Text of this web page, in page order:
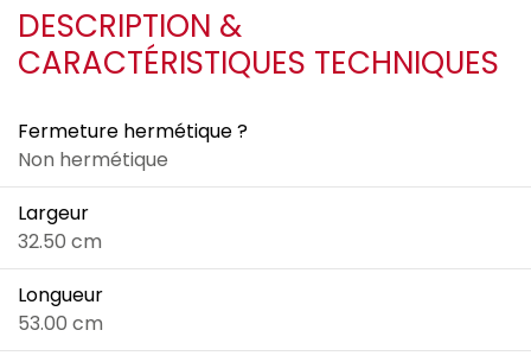
DESCRIPTION &
CARACTÉRISTIQUES TECHNIQUES
Fermeture hermétique ?
Non hermétique
Largeur
32.50 cm
Longueur
53.00 cm